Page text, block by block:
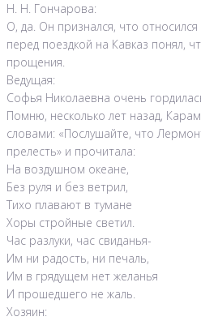
Н. Н. Гончарова:
О, да. Он признался, что
перед поездкой на Кавказ понял,
прощения.
Ведущая:
Софья Николаевна очень
Помню, несколько лет назад,
словами: «Послушайте, что
прелесть» и прочитала:
На воздушном океане,
Без руля и без ветрил,
Тихо плавают в тумане
Хоры стройные светил.
Час разлуки, час свиданья-
Им ни радость, ни печаль,
Им в грядущем нет желанья
И прошедшего не жаль.
Хозяин: